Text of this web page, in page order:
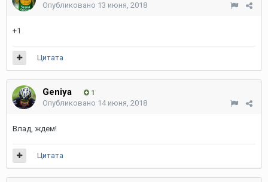
Опубликовано 13 июня, 2018
+1
Цитата
Geniya 1
Опубликовано 14 июня, 2018
Влад, ждем!
Цитата